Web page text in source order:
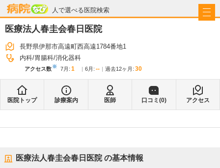
人で選べる医院検索
病院なび
医療法人春圭会春日医院
長野県伊那市高遠町西高遠1784番地1
内科 胃腸科 消化器科
アクセス数※ 7月 : 1 6月 : -- 過去12ヶ月: 30
医院トップ 診療案内 医師 口コミ(0) アクセス
医療法人春圭会春日医院の基本情報